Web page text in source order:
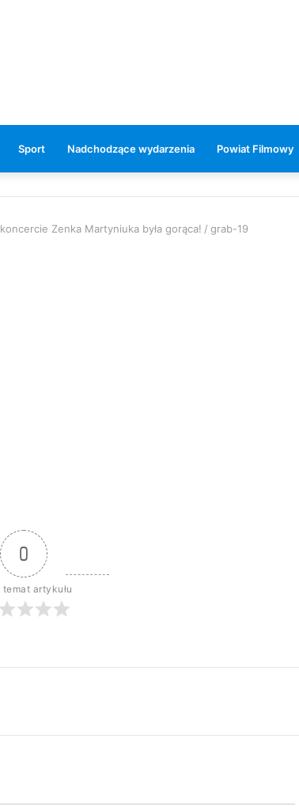
Sport Nadchodzące wydarzenia Powiat Filmowy
Zenka Martyniuka była gorąca! / grab-19
0
temat artykułu